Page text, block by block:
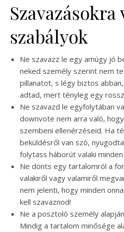
szabályok
Ne szavazz le egy amúgy jó
neked személy szerint nem
pillanatot, s légy biztos
adtad, mert tényleg egy
Ne szavazd le egyfolytában
downvote nem arra való,
szembeni ellenérzéseid. Ha
beküldésről van szó,
folytass háborút valaki
Ne dönts egy tartalomról a
valakiről vagy valamiről
nem jelenti, hogy minden
kell szavaznod!
Ne a posztoló személy
Mindig a tartalom minősége